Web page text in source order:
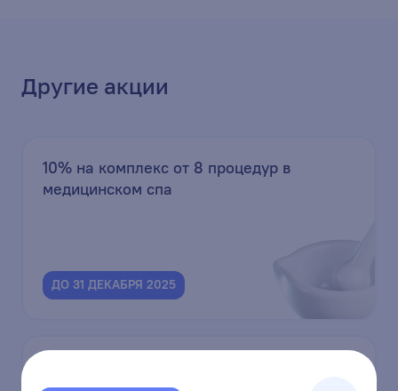
Другие акции
10% на комплекс от 8 процедур в
медицинском спа
ДО 31 ДЕКАБРЯ 2025